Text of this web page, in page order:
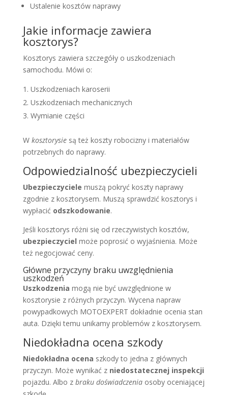
Ustalenie kosztów naprawy
Jakie informacje zawiera
kosztorys?
Kosztorys zawiera szczegóły o uszkodzeniach
samochodu. Mówi o:
Uszkodzeniach karoserii
Uszkodzeniach mechanicznych
Wymianie części
W kosztorysiesą też koszty robocizny i materiałów
potrzebnych do naprawy.
Odpowiedzialność ubezpieczycieli
Ubezpieczyciele muszą pokryć koszty naprawy
zgodnie z kosztorysem. Muszą sprawdzić kosztorys i
wypłacić odszkodowanie.
Jeśli kosztorys różni się od rzeczywistych kosztów,
ubezpieczyciel może poprosić o wyjaśnienia. Może
też negocjować ceny.
Główne przyczyny braku uwzględnienia
uszkodzeń
Uszkodzenia mogą nie być uwzględnione w
kosztorysie z różnych przyczyn. Wycena napraw
powypadkowych MOTOEXPERT dokładnie ocenia stan
auta. Dzięki temu unikamy problemów z kosztorysem.
Niedokładna ocena szkody
Niedokładna ocena szkody to jedna z głównych
przyczyn. Może wynikać z niedostatecznej inspekcji
pojazdu. Albo z braku doświadczeniaosoby oceniającej